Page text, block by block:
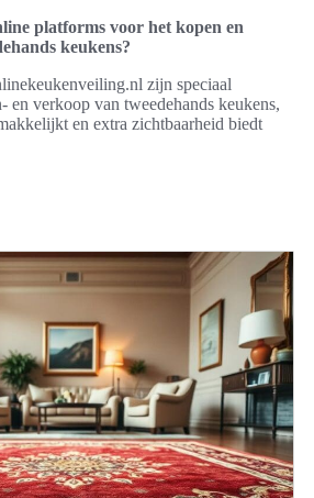
platforms voor het kopen en
keukens?
zijn speciaal
en verkoop van tweedehands keukens,
en extra zichtbaarheid biedt